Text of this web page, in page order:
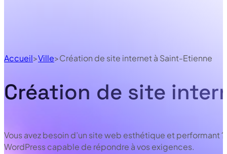
Accueil Ville Création de site internet à Saint-Etienne
Création de site
Vous avez besoin d’un site web esthétique et performant
WordPress capable de répondre à vos exigences.